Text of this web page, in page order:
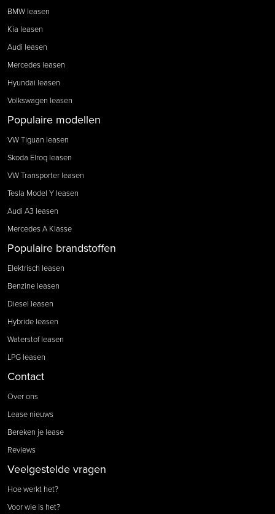
BMW leasen
Kia leasen
Audi leasen
Mercedes leasen
Hyundai leasen
Volkswagen leasen
Populaire modellen
VW Tiguan leasen
Skoda Elroq leasen
VW Transporter leasen
Tesla Model Y leasen
Audi A3 leasen
Mercedes A Klasse
Populaire brandstoffen
Elektrisch leasen
Benzine leasen
Diesel leasen
Hybride leasen
Waterstof leasen
LPG leasen
Contact
Over ons
Lease nieuws
Bereken je lease
Reviews
Veelgestelde vragen
Hoe werkt het?
Voor wie is het?